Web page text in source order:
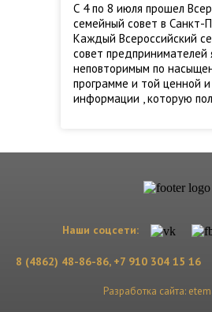
С 4 по 8 июля прошел
семейный совет в Санкт-
Каждый Всероссийский
совет предпринимателей
неповторимым по
программе и той ценной
информации , которую
Наши соцсети:
8 (4862) 48-86-86, +7 910 304 15 16
Разработка сайта: